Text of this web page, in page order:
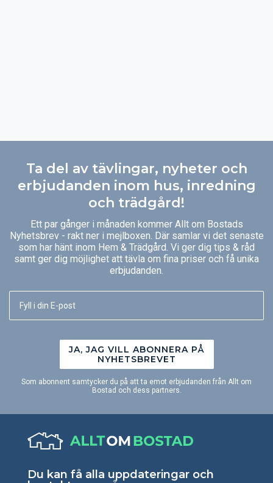
Ta del av tävlingar, nyheter och
erbjudanden inom hus, inredning
och trädgård!
Ett par gånger i månaden kommer Allt om Bostads
Nyhetsbrev - rakt ner i mejlboxen. Där samlar vi det senaste
som har hänt inom Hem & Trädgård. Vi ger dig tips & råd
samt ger dig möjlighet att tävla om fina priser och få unika
erbjudanden.
JA, JAG VILL ABONNERA PÅ
NYHETSBREVET
Som abonnent samtycker du på att ta emot erbjudanden från Allt om
Bostad och dess partners.
Du kan få alla uppdateringar och